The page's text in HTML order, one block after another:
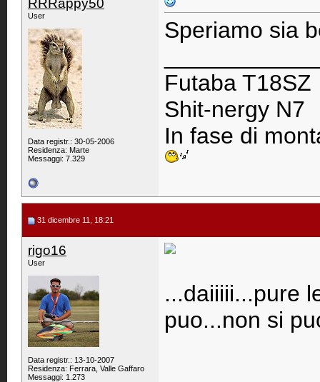
RRRappy50
User
Data registr.: 30-05-2006
Residenza: Marte
Messaggi: 7.329
Speriamo sia
Futaba T18SZ
Shit-nergy N7
In fase di
31 dicembre 11, 18:21
rigo16
User
Data registr.: 13-10-2007
Residenza: Ferrara, Valle Gaffaro
Messaggi: 1.273
...daiiiii...pure
puo...non si